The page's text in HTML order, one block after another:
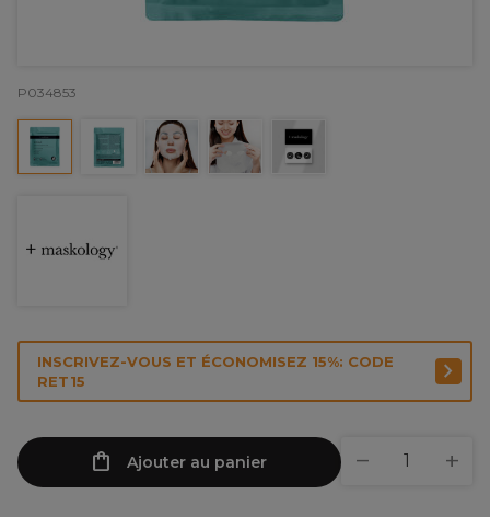
P034853
INSCRIVEZ-VOUS ET ÉCONOMISEZ 15%: CODE
RET15
Ajouter au panier